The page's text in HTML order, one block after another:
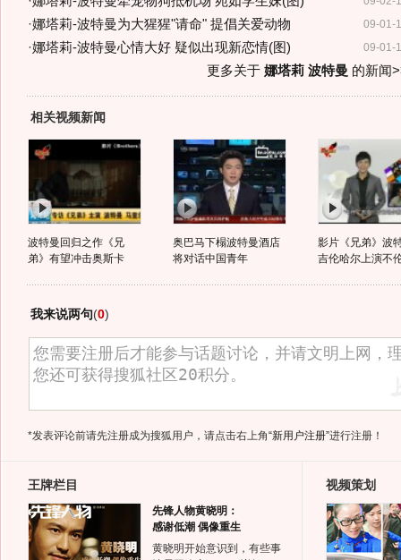
09-01-
·娜塔莉-波特曼为大猩猩"请命" 提倡关爱动物
09-01-
·娜塔莉-波特曼心情大好 疑似出现新恋情(图)
更多关于 娜塔莉 波特曼 的新闻
相关视频新闻
波特曼回归之作《兄
弟》有望冲击奥斯卡
奥巴马下榻波特曼酒店
将对话中国青年
影片《兄弟》波
吉伦哈尔上演不
我来说两句(0)
*发表评论前请先注册成为搜狐用户，请点击右上角“新用户注册”进行注册！
王牌栏目
先锋人物黄晓明：
感谢低潮 偶像重生
黄晓明开始意识到，有些事
视频策划